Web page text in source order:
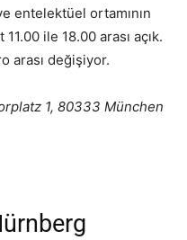
entelektüel ortamının
ile 18.00 arası açık.
arası değişiyor.
1, 80333 München